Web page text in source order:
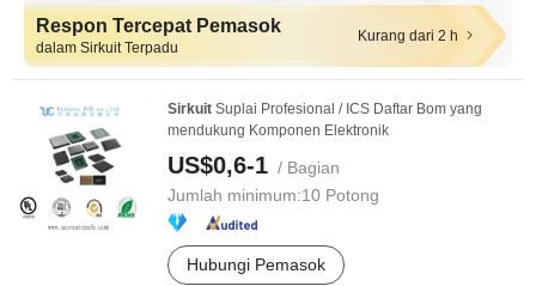
Respon Tercepat Pemasok
dalam Sirkuit Terpadu
Kurang dari 2 h
Sirkuit Suplai Profesional / ICS Daftar Bom yang
mendukung Komponen Elektronik
US$0,6-1 / Bagian
Jumlah minimum:10 Potong
Hubungi Pemasok